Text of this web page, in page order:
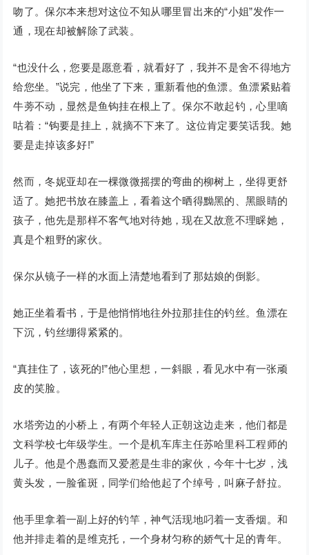
吻了。保尔本来想对这位不知从哪里冒出来的“小姐”发作一
通，现在却被解除了武装。
“也没什么，您要是愿意看，就看好了，我并不是舍不得地方
给您坐。”说完，他坐了下来，重新看他的鱼漂。鱼漂紧贴着
牛蒡不动，显然是鱼钩挂在根上了。保尔不敢起钓，心里嘀
咕着：“钩要是挂上，就摘不下来了。这位肯定要笑话我。她
要是走掉该多好!”
然而，冬妮亚却在一棵微微摇摆的弯曲的柳树上，坐得更舒
适了。她把书放在膝盖上，看着这个晒得黝黑的、黑眼睛的
孩子，他先是那样不客气地对待她，现在又故意不理睬她，
真是个粗野的家伙。
保尔从镜子一样的水面上清楚地看到了那姑娘的倒影。
她正坐着看书，于是他悄悄地往外拉那挂住的钓丝。鱼漂在
下沉，钓丝绷得紧紧的。
“真挂住了，该死的!”他心里想，一斜眼，看见水中有一张顽
皮的笑脸。
水塔旁边的小桥上，有两个年轻人正朝这边走来，他们都是
文科学校七年级学生。一个是机车库主任苏哈里科工程师的
儿子。他是个愚蠢而又爱惹是生非的家伙，今年十七岁，浅
黄头发，一脸雀斑，同学们给他起了个绰号，叫麻子舒拉。
他手里拿着一副上好的钓竿，神气活现地叼着一支香烟。和
他并排走着的是维克托，一个身材匀称的娇气十足的青年。